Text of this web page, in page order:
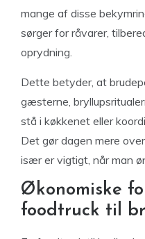
mange af disse
sørger for råvarer,
oprydning.
Dette betyder, at
gæsterne,
stå i køkkenet eller
Det gør dagen mere
især er vigtigt, når man
Økonomiske
foodtruck til